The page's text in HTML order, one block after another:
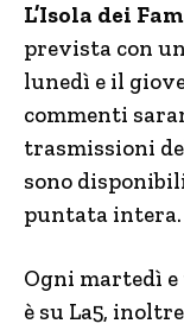
L’Isola dei
prevista con
lunedì e il
commenti
trasmissioni
sono
puntata intera.
Ogni martedì
è su La5,